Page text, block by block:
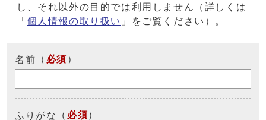
し、それ以外の目的では利用しません（詳しくは
「 個人情報の取り扱い 」をご覧ください）。
名前 （ 必須 ）
ふりがな （ 必須）